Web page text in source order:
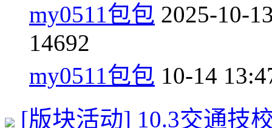
my0511包包 2025-10-
14692
my0511包包 10-14
[版块活动] 10.3交通技